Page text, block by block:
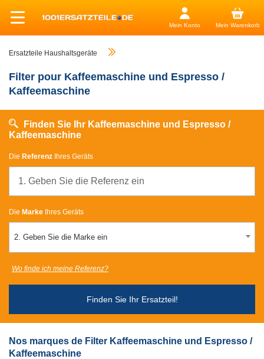
Mein Konto Mein Warenkorb
Ersatzteile Haushaltsgeräte
Filter pour Kaffeemaschine und Espresso /
Kaffeemaschine
Finden Sie Ihr Kaffeemaschine und Espresso /
Kaffeemaschine
Die Referenz Ihres Geräts
Die Marke Ihres Geräts
2. Geben Sie die Marke ein
Finden Sie Ihr Ersatzteil!
Wo finde ich meine Referenz?
Nos marques de Filter Kaffeemaschine und Espresso /
Kaffeemaschine